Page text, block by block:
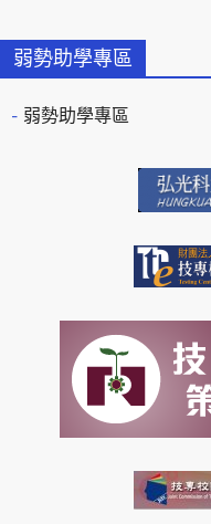
弱勢助學專區
弱勢助學專區